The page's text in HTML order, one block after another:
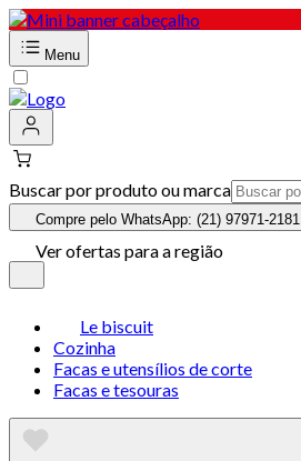
Menu
Buscar por produto ou marca
Compre pelo WhatsApp: (21) 97971-2181
Ver ofertas para a região
Le biscuit
Cozinha
Facas e utensílios de corte
Facas e tesouras